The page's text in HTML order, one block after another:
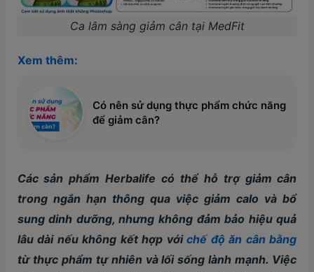
Ca lâm sàng giảm cân tại MedFit
Xem thêm:
Có nên sử dụng thực phẩm chức năng
để giảm cân?
Các sản phẩm Herbalife có thể hỗ trợ giảm cân
trong ngắn hạn thông qua việc giảm calo và bổ
sung dinh dưỡng, nhưng không đảm bảo hiệu quả
lâu dài nếu không kết hợp vớichế độ ăn cân bằng
từ thực phẩm tự nhiên và lối sống lành mạnh. Việc